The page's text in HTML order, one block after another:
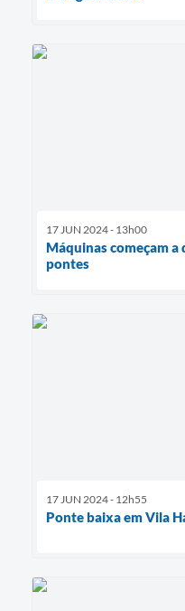
17 JUN 2024 - 13h00
Máquinas começam
pontes
17 JUN 2024 - 12h55
Ponte baixa em Vila